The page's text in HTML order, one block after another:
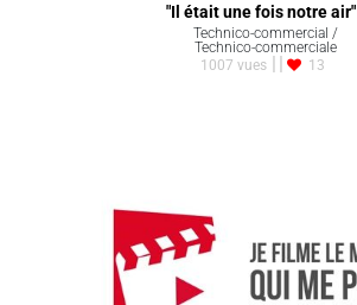
"Il était une fois notre air"
Technico-commercial /
Technico-commerciale
1007 vues
13